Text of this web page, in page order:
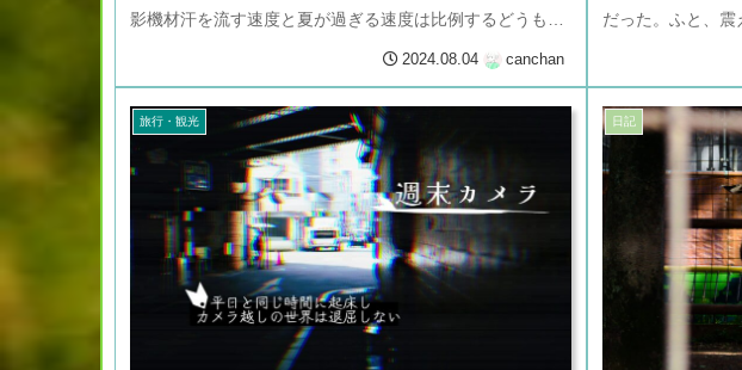
影機材汗を流す速度と夏が過ぎる速度は比例するどうもこ
2024.08.04 canchan
だった。ふと、震
旅行・観光 日記